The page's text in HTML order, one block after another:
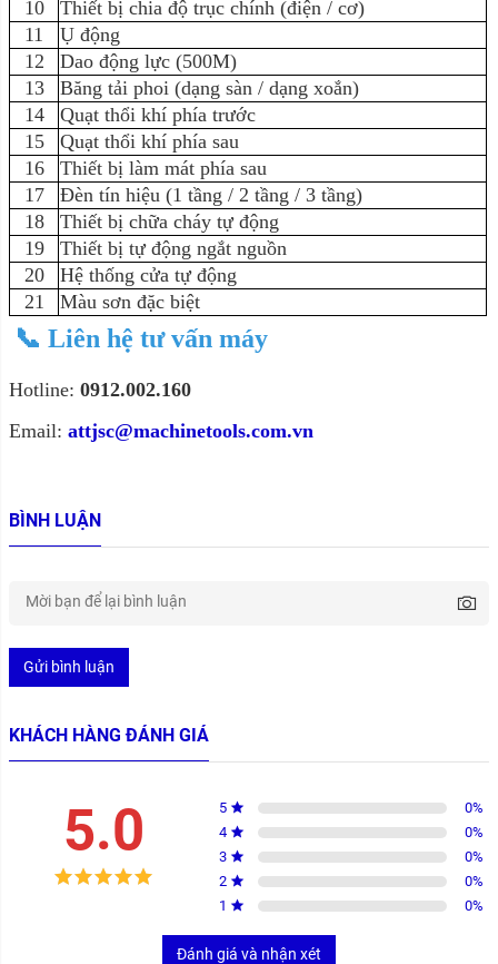
10
Thiết bị chia độ trục chính (điện / cơ)
11
Ụ động
12
Dao động lực (500M)
13
Băng tải phoi (dạng sàn / dạng xoắn)
14
Quạt thổi khí phía trước
15
Quạt thổi khí phía sau
16
Thiết bị làm mát phía sau
17
Đèn tín hiệu (1 tầng / 2 tầng / 3 tầng)
18
Thiết bị chữa cháy tự động
19
Thiết bị tự động ngắt nguồn
20
Hệ thống cửa tự động
21
Màu sơn đặc biệt
📞 Liên hệ tư vấn máy
Hotline: 0912.002.160
Email: attjsc@machinetools.com.vn
BÌNH LUẬN
Gửi bình luận
KHÁCH HÀNG ĐÁNH GIÁ
5.0 5 0%
4
0%
3
0%
2
0%
1
0%
Đánh giá và nhận xét